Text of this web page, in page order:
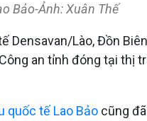
Bảo-Ảnh: Xuân Thế​
Densavan/Lào, Đồn
an tỉnh đóng tại thị
quốc tế Lao Bảo cũng